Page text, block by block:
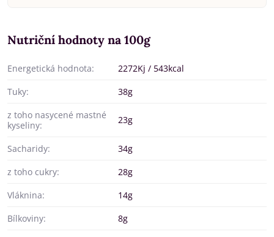
Nutriční hodnoty na 100g
Energetická hodnota:
2272Kj / 543kcal
Tuky:
38g
z toho nasycené mastné
kyseliny:
23g
Sacharidy:
34g
z toho cukry:
28g
Vláknina:
14g
Bílkoviny:
8g